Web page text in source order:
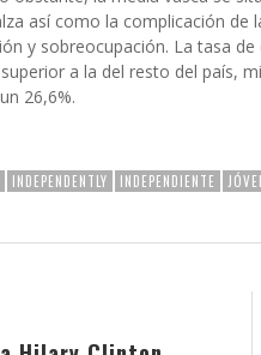
así como la complicación
y sobreocupación. La tasa
a la del resto del país,
26,6%.
INDEPENDENTLY INDEPENDIENTE